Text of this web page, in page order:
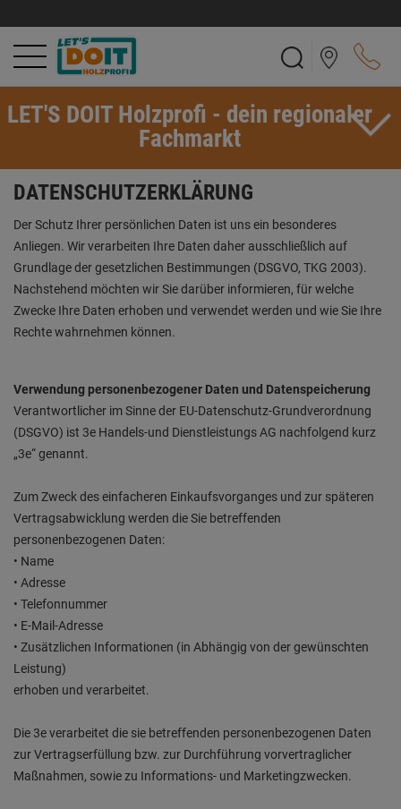
LET'S DOIT Holzprofi - dein regionaler
Fachmarkt
DATENSCHUTZERKLÄRUNG
Der Schutz Ihrer persönlichen Daten ist uns ein besonderes
Anliegen. Wir verarbeiten Ihre Daten daher ausschließlich auf
Grundlage der gesetzlichen Bestimmungen (DSGVO, TKG 2003).
Nachstehend möchten wir Sie darüber informieren, für welche
Zwecke Ihre Daten erhoben und verwendet werden und wie Sie Ihre
Rechte wahrnehmen können.
Verwendung personenbezogener Daten und Datenspeicherung
Verantwortlicher im Sinne der EU-Datenschutz-Grundverordnung
(DSGVO) ist 3e Handels-und Dienstleistungs AG nachfolgend kurz
„3e“ genannt.
Zum Zweck des einfacheren Einkaufsvorganges und zur späteren
Vertragsabwicklung werden die Sie betreffenden
personenbezogenen Daten:
• Name
• Adresse
• Telefonnummer
• E-Mail-Adresse
• Zusätzlichen Informationen (in Abhängig von der gewünschten
Leistung)
erhoben und verarbeitet.
Die 3e verarbeitet die sie betreffenden personenbezogenen Daten
zur Vertragserfüllung bzw. zur Durchführung vorvertraglicher
Maßnahmen, sowie zu Informations- und Marketingzwecken.